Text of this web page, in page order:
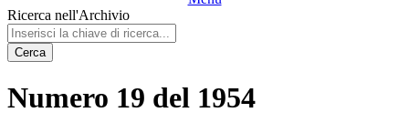
Ricerca nell'Archivio
Cerca
Numero 19 del 1954